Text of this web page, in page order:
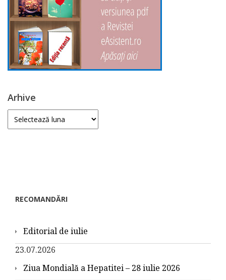
Arhive
Arhive
RECOMANDĂRI
Editorial de iulie
23.07.2026
Ziua Mondială a Hepatitei – 28 iulie 2026